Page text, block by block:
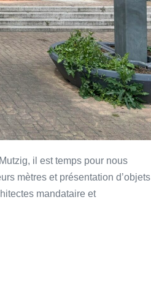
il est temps pour nous
mètres et présentation d’objets
mandataire et